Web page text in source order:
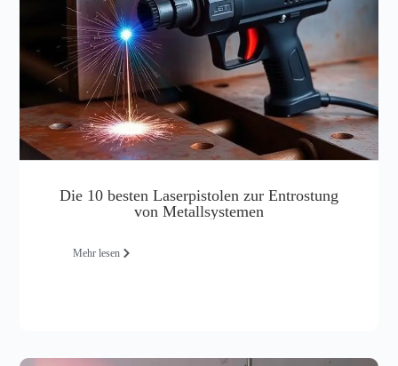
Die 10 besten Laserpistolen zur Entrostung
von Metallsystemen
Mehr lesen